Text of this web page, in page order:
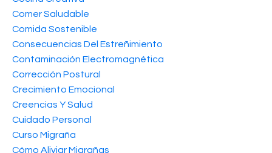
Comer Saludable
Comida Sostenible
Consecuencias Del Estreñimiento
Contaminación Electromagnética
Corrección Postural
Crecimiento Emocional
Creencias Y Salud
Cuidado Personal
Curso Migraña
Cómo Aliviar Migrañas